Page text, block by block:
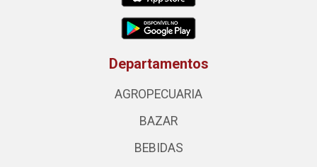
Departamentos
AGROPECUARIA
BAZAR
BEBIDAS